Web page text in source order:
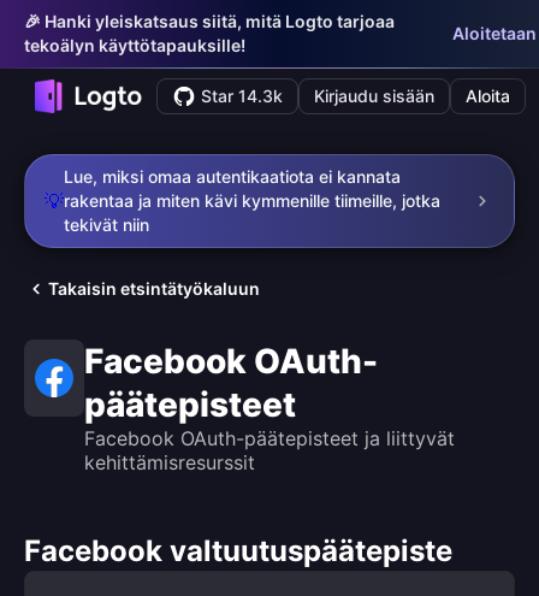
🎉 Hanki yleiskatsaus siitä, mitä Logto tarjoaa
tekoälyn käyttötapauksille!
Aloitetaan
Star 14.3k Kirjaudu sisään Aloita
💡
Lue, miksi omaa autentikaatiota ei kannata
rakentaa ja miten kävi kymmenille tiimeille, jotka
tekivät niin
Takaisin etsintätyökaluun
Facebook OAuth-
päätepisteet
Facebook OAuth-päätepisteet ja liittyvät
kehittämisresurssit
Facebook valtuutuspäätepiste